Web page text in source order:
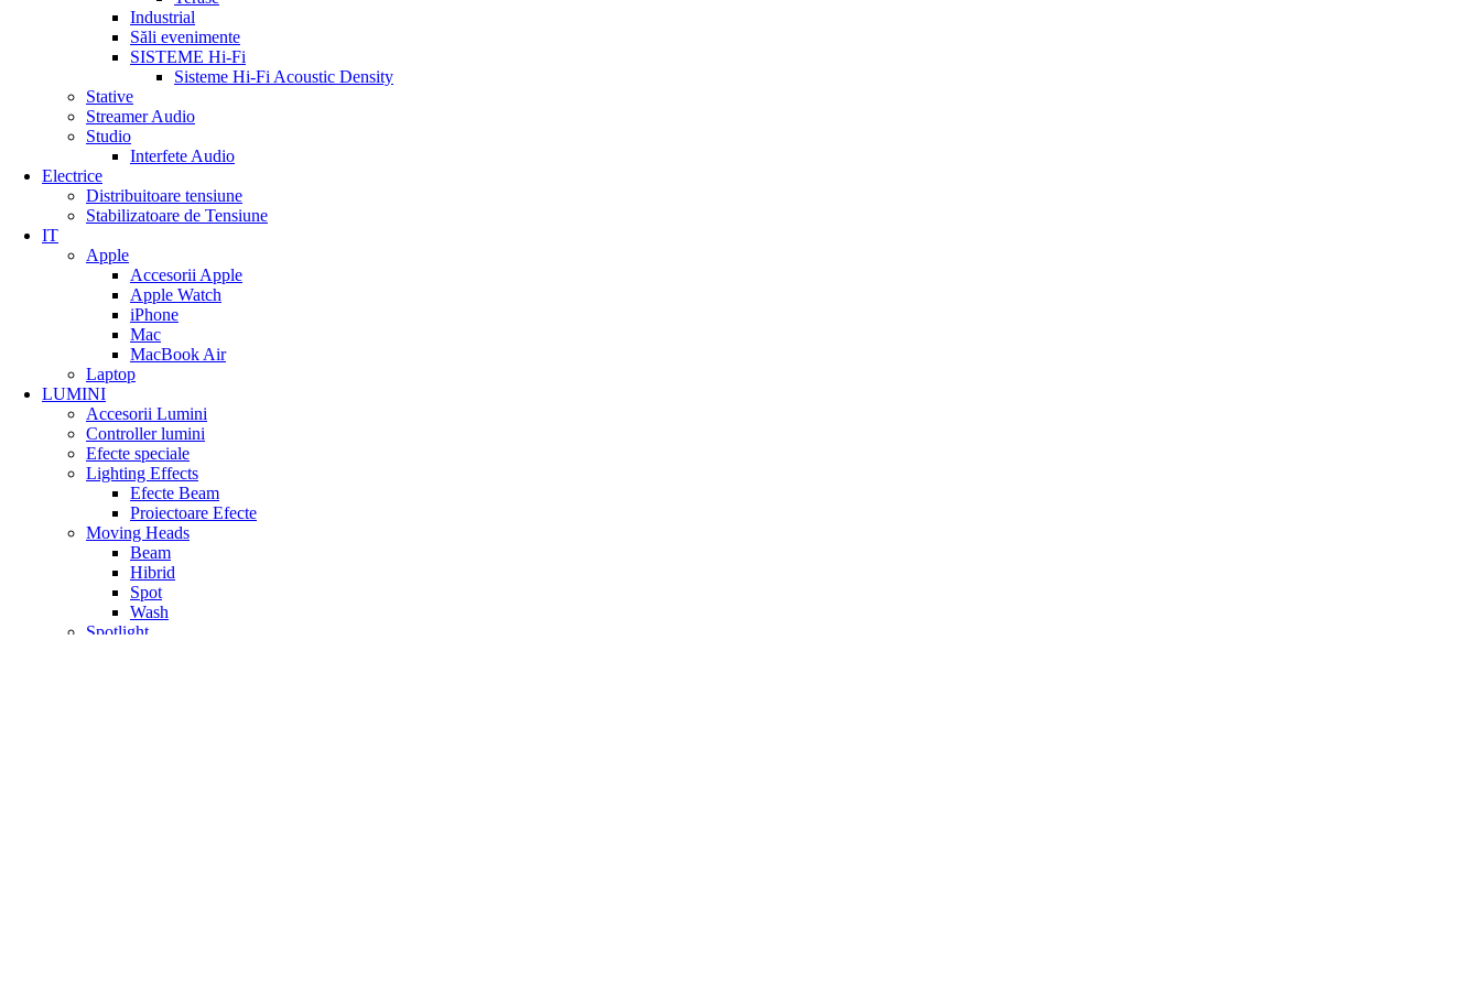
Industrial
Săli evenimente
SISTEME Hi-Fi
Sisteme Hi-Fi Acoustic Density
Stative
Streamer Audio
Studio
Interfete Audio
Electrice
Distribuitoare tensiune
Stabilizatoare de Tensiune
IT
Apple
Accesorii Apple
Apple Watch
iPhone
Mac
MacBook Air
Laptop
LUMINI
Accesorii Lumini
Controller lumini
Efecte speciale
Lighting Effects
Efecte Beam
Proiectoare Efecte
Moving Heads
Beam
Hibrid
Spot
Wash
Spotlight